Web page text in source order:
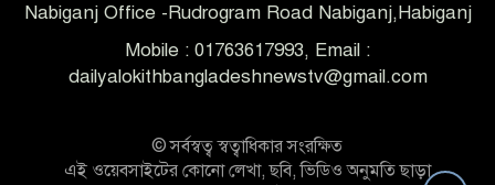
‎নবীগঞ্জে এক সাজাপ্রাপ্ত পলাতক আসামি
গ্রেপ্তার
শিশু ধর্ষণের অভিযোগে অভিযুক্ত গ্রেফতার ১
Nabiganj Office -Rudrogram Road Nabiganj,Habiganj
Mobile : 01763617993, Email :
dailyalokithbangladeshnewstv@gmail.com
© সর্বস্বত্ব স্বত্বাধিকার সংরক্ষিত
এই ওয়েবসাইটের কোনো লেখা, ছবি, ভিডিও অনুমতি ছাড়া